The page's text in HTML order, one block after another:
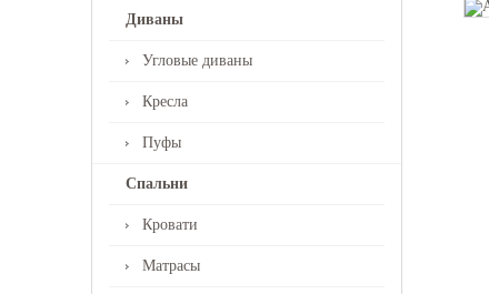
Диваны
Угловые диваны
Кресла
Пуфы
Спальни
Кровати
Матрасы